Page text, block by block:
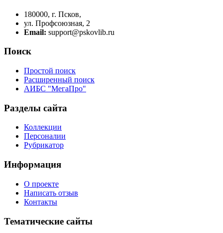
180000, г. Псков,
ул. Профсоюзная, 2
Email: support@pskovlib.ru
Поиск
Простой поиск
Расширенный поиск
АИБС "МегаПро"
Разделы сайта
Коллекции
Персоналии
Рубрикатор
Информация
О проекте
Написать отзыв
Контакты
Тематические сайты